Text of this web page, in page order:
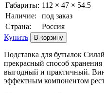
Габариты: 112 × 47 × 54.5
Наличие:
под заказ
Страна:
Россия
Купить
Подставка для бутылок
прекрасный способ
выгодный и практичный.
эффектным компонентом